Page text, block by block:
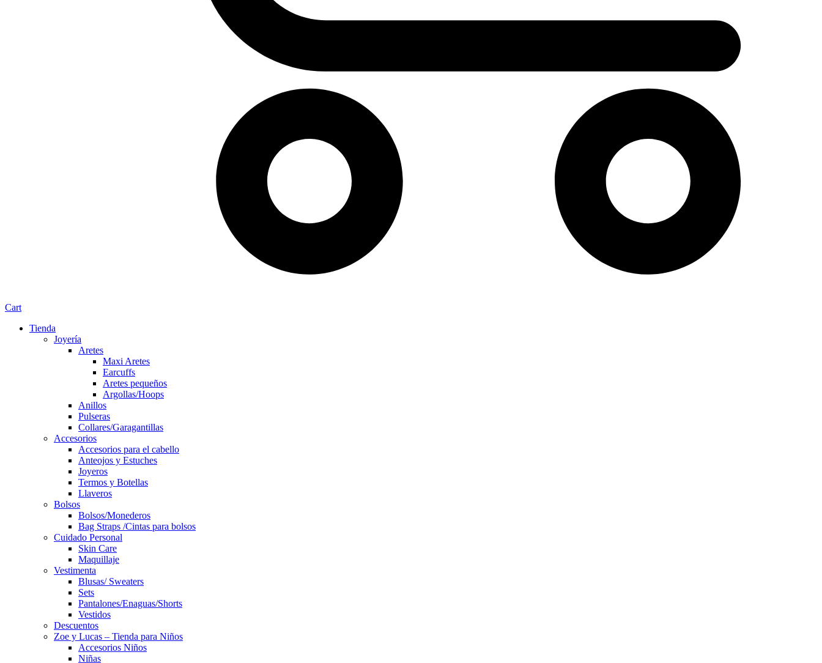
Cart
Tienda
Joyería
Aretes
Maxi Aretes
Earcuffs
Aretes pequeños
Argollas/Hoops
Anillos
Pulseras
Collares/Garagantillas
Accesorios
Accesorios para el cabello
Anteojos y Estuches
Joyeros
Termos y Botellas
Llaveros
Bolsos
Bolsos/Monederos
Bag Straps /Cintas para bolsos
Cuidado Personal
Skin Care
Maquillaje
Vestimenta
Blusas/ Sweaters
Sets
Pantalones/Enaguas/Shorts
Vestidos
Descuentos
Zoe y Lucas – Tienda para Niños
Accesorios Niños
Niñas